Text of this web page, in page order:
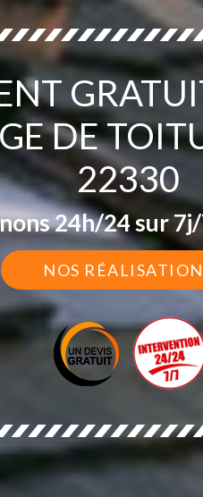
DE
22330
24h/24 sur
NOS